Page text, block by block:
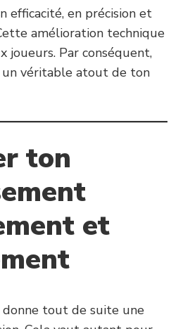
efficacité, en précision et
amélioration technique
joueurs. Par conséquent,
véritable atout de ton
ton
et
tout de suite une